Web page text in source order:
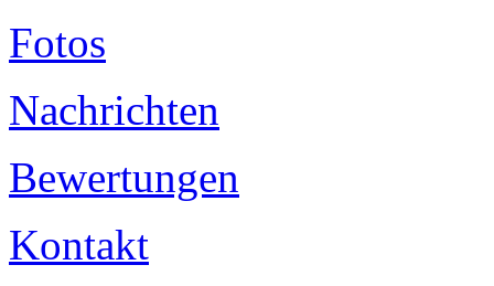
Fotos
Nachrichten
Bewertungen
Kontakt